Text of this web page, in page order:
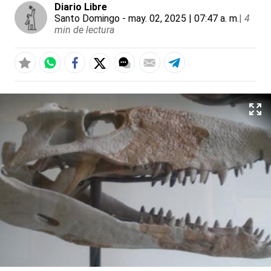
Diario Libre
Santo Domingo - may. 02, 2025 | 07:47 a. m.| 4
min de lectura